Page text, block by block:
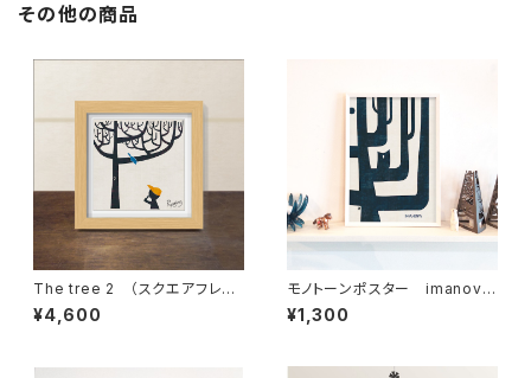
その他の商品
The tree 2 （スクエアフレー
ム付・サイン入り）
¥4,600
モノトーンポスター imanova
Tree 2
¥1,300